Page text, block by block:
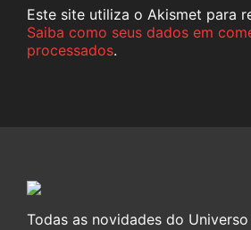
Este site utiliza o Akismet para
Saiba como seus dados em
processados.
Todas as novidades do